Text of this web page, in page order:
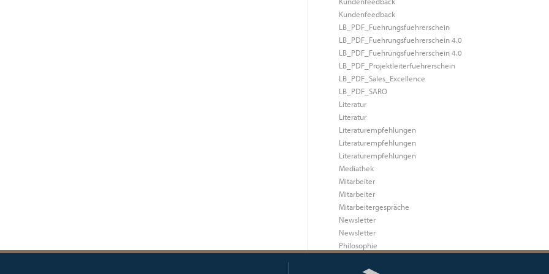
Kundenfeedback
LB_PDF_Fuehrungsfuehrerschein
LB_PDF_Fuehrungsfuehrerschein 4.0
LB_PDF_Fuehrungsfuehrerschein 4.0
LB_PDF_Projektleiterfuehrerschein
LB_PDF_Sales_Excellence
LB_PDF_SARO
Literatur
Literatur
Literaturempfehlungen
Literaturempfehlungen
Literaturempfehlungen
Mediathek
Mitarbeiter
Mitarbeiter
Mitarbeitergespräche
Newsletter
Newsletter
Philosophie
Pressestimmen